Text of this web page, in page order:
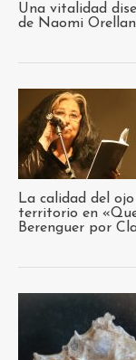
Una vitalidad
de Naomi
La calidad del
territorio en
Berenguer por